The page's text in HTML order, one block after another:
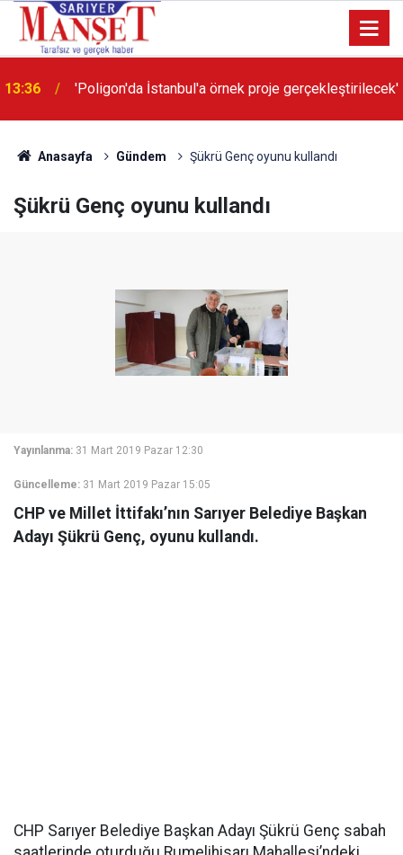
13:36 'Poligon'da İstanbul'a örnek proje gerçekleştirilecek'
Anasayfa Gündem Şükrü Genç oyunu kullandı
Şükrü Genç oyunu kullandı
Yayınlanma: 31 Mart 2019 Pazar 12:30
Güncelleme: 31 Mart 2019 Pazar 15:05
CHP ve Millet İttifakı’nın Sarıyer Belediye Başkan
Adayı Şükrü Genç, oyunu kullandı.
CHP Sarıyer Belediye Başkan Adayı Şükrü Genç sabah